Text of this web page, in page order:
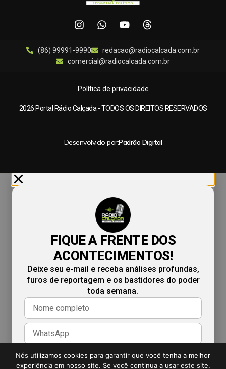
(86) 99991-9990
redacao@radiocalcada.com.br
comercial@radiocalcada.com.br
Política de privacidade
2026 Portal Rádio Calçada - TODOS OS DIREITOS RESERVADOS
Desenvolvido por:Padrão Digital
Nós utilizamos cookies para garantir que você tenha a melhor
experiência em nosso site. Se você continua a usar este site,
FIQUE A FRENTE DOS
ACONTECIMENTOS!
Deixe seu e-mail e receba análises profundas,
furos de reportagem e os bastidores do poder
toda semana.